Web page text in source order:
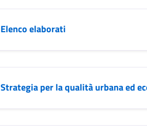
Elenco elaborati
Strategia per la qualità urbana ed